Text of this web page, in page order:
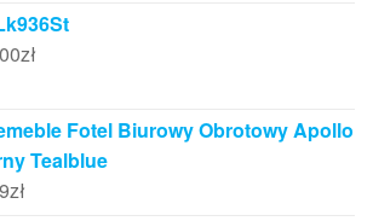
zł
Fotel Biurowy Obrotowy Apollo
Tealblue
zł